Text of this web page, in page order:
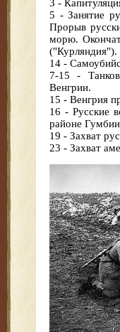
3 -
5 - Занятие
Прорыв
морю.
("Курляндия").
14 -
7-15 -
Венгрии.
15 - Венгрия
16 - Русские
районе
19 - Захват
23 - Захват